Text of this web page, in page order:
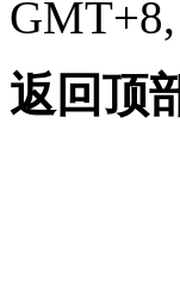
返回顶